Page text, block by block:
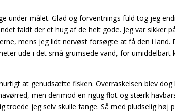
under målet. Glad og forventnings fuld tog jeg
faldt der et hug af de helt gode. Jeg var sikker
mens jeg lidt nervøst forsøgte at få den i land.
ude i det små grumsede vand, for umiddelbart
at genudsætte fisken. Overraskelsen blev
men derimod en rigtig flot og stærk
jeg selv skulle fange. Så med pludselig høj